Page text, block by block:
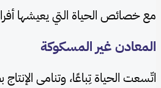
مع خصائص الحياة التي يعيشها
المعادن غير المسكوكة
اتّسعت الحياة تِباعًا، وتنامى الإنتاج